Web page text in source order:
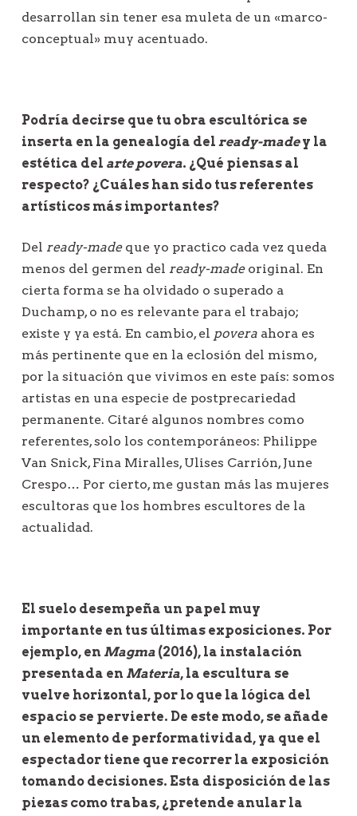
desarrollan sin tener esa muleta de un «marco-
conceptual» muy acentuado.
Podría decirse que tu obra escultórica se
inserta en la genealogía delready-madey la
estética del arte povera. ¿Qué piensas al
respecto? ¿Cuáles han sido tus referentes
artísticos más importantes?
Del ready-madeque yo practico cada vez queda
menos del germen del ready-made original. En
cierta forma se ha olvidado o superado a
Duchamp, o no es relevante para el trabajo;
existe y ya está. En cambio, el povera ahora es
más pertinente que en la eclosión del mismo,
por la situación que vivimos en este país: somos
artistas en una especie de postprecariedad
permanente. Citaré algunos nombres como
referentes, solo los contemporáneos: Philippe
Van Snick, Fina Miralles, Ulises Carrión, June
Crespo… Por cierto, me gustan más las mujeres
escultoras que los hombres escultores de la
actualidad.
El suelo desempeña un papel muy
importante en tus últimas exposiciones. Por
ejemplo, en Magma (2016), la instalación
presentada en Materia, la escultura se
vuelve horizontal, por lo que la lógica del
espacio se pervierte. De este modo, se añade
un elemento de performatividad, ya que el
espectador tiene que recorrer la exposición
tomando decisiones. Esta disposición de las
piezas como trabas, ¿pretende anular la